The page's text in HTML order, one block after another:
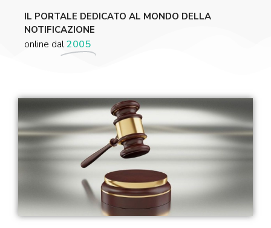
IL PORTALE DEDICATO AL MONDO DELLA
NOTIFICAZIONE
online dal2005